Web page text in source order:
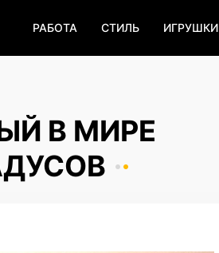
РАБОТА СТИЛЬ ИГРУШКИ
В МИРЕ